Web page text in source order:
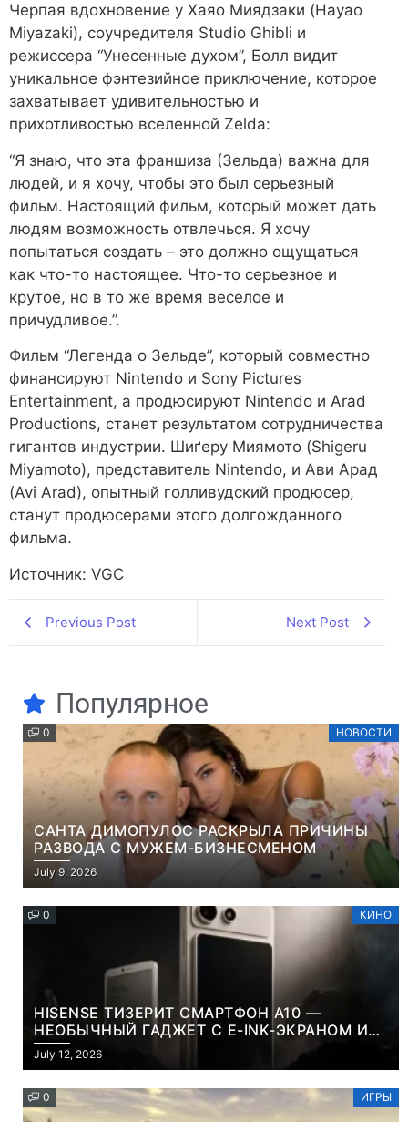
Черпая вдохновение у Хаяо Миядзаки (Hayao
Miyazaki), соучредителя Studio Ghibli и
режиссера “Унесенные духом”, Болл видит
уникальное фэнтезийное приключение, которое
захватывает удивительностью и
прихотливостью вселенной Zelda:
“Я знаю, что эта франшиза (Зельда) важна для
людей, и я хочу, чтобы это был серьезный
фильм. Настоящий фильм, который может дать
людям возможность отвлечься. Я хочу
попытаться создать – это должно ощущаться
как что-то настоящее. Что-то серьезное и
крутое, но в то же время веселое и
причудливое.”.
Фильм “Легенда о Зельде”, который совместно
финансируют Nintendo и Sony Pictures
Entertainment, а продюсируют Nintendo и Arad
Productions, станет результатом сотрудничества
гигантов индустрии. Шиґеру Миямото (Shigeru
Miyamoto), представитель Nintendo, и Ави Арад
(Avi Arad), опытный голливудский продюсер,
станут продюсерами этого долгожданного
фильма.
Источник: VGC
Previous Post Next Post
Популярное
0 НОВОСТИ
САНТА ДИМОПУЛОС РАСКРЫЛА ПРИЧИНЫ
РАЗВОДА С МУЖЕМ-БИЗНЕСМЕНОМ
July 9, 2026
0 КИНО
HISENSE ТИЗЕРИТ СМАРТФОН A10 —
НЕОБЫЧНЫЙ ГАДЖЕТ С E-INK-ЭКРАНОМ И
СЪЕМНОЙ LCD-ПАНЕЛЬЮ ДЛЯ ЦВЕТНОГО
КОНТЕНТА И СОЦСЕТЕЙ
July 12, 2026
0 ИГРЫ